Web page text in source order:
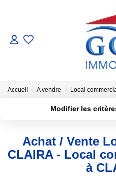
NOS
Accueil A vendre Local
Modifier les
Sélectionnez...
Type de bien
Achat / Vente
CLAIRA - Local
à